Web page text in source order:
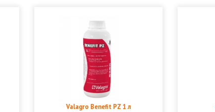
Valagro Benefit PZ 1 л